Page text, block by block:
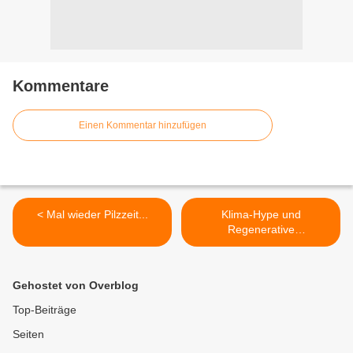
Kommentare
Einen Kommentar hinzufügen
< Mal wieder Pilzzeit...
Klima-Hype und
Regenerative
Energiequellen >
Gehostet von Overblog
Top-Beiträge
Seiten